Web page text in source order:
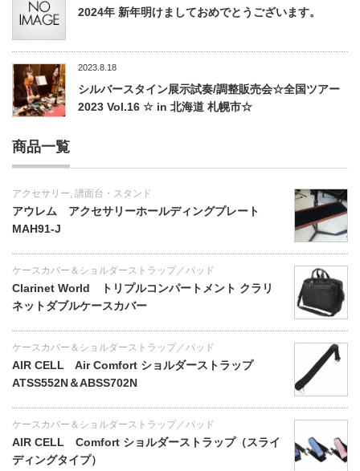
2024年 新年明けましておめでとうございます。
2023.8.18
シルバースタイン展示試奏/調整販売会☆全国ツアー
2023 Vol.16 ☆ in 北海道 札幌市☆
商品一覧
アクセサリー, 譜面台・スタンド
アウレム アクセサリーホールディングプレート
MAH91-J
ケースカバー＆ショルダーストラップ／パッド
Clarinet World トリプルコンパートメント クラリ
ネットダブルケースカバー
ケースカバー＆ショルダーストラップ／パッド
AIR CELL Air Comfort ショルダーストラップ
ATSS552N＆ABSS702N
ケースカバー＆ショルダーストラップ／パッド
AIR CELL Comfort ショルダーストラップ（スライ
ディングタイプ）